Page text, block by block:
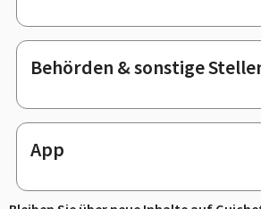
Behörden & sonstige
App